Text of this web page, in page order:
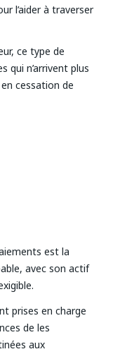
l’aider à traverser
ce type de
qui n’arrivent plus
cessation de
est la
avec son actif
prises en charge
de les
aux